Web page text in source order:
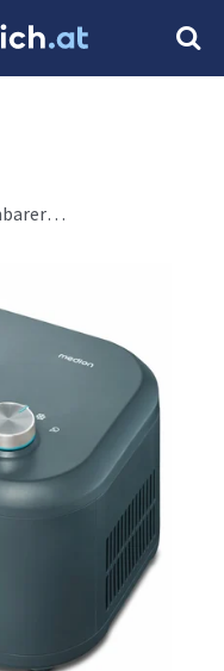
Zubereitung von